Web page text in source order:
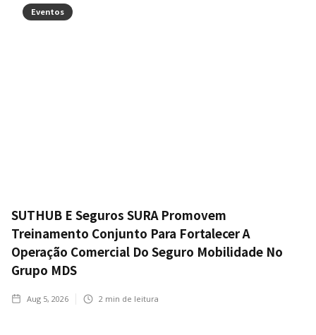
Eventos
SUTHUB E Seguros SURA Promovem
Treinamento Conjunto Para Fortalecer A
Operação Comercial Do Seguro Mobilidade No
Grupo MDS
Aug 5, 2026 2 min de leitura